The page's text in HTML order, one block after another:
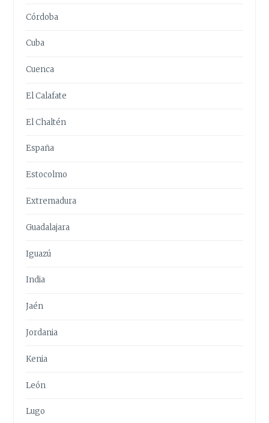
Córdoba
Cuba
Cuenca
El Calafate
El Chaltén
España
Estocolmo
Extremadura
Guadalajara
Iguazú
India
Jaén
Jordania
Kenia
León
Lugo